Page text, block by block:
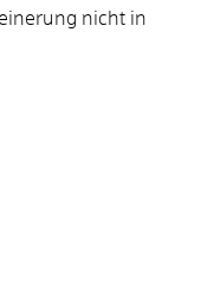
nicht in